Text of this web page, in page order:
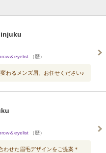
＆eyelist （歴）
わるメンズ眉、お任せください♪
＆eyelist （歴）
わせた眉毛デザインをご提案＊